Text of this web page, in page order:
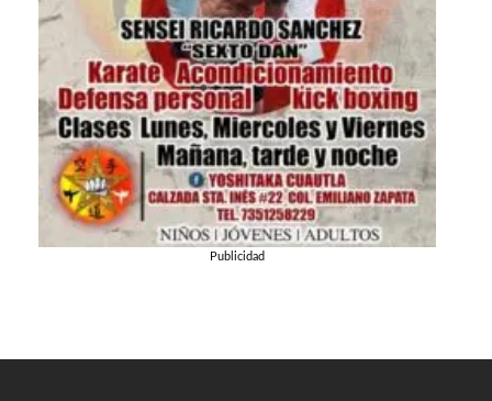
Publicidad